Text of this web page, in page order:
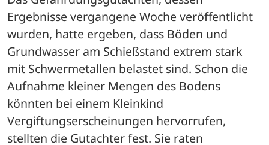
Ergebnisse vergangene Woche veröffentlicht
wurden, hatte ergeben, dass Böden und
Grundwasser am Schießstand extrem stark
mit Schwermetallen belastet sind. Schon die
Aufnahme kleiner Mengen des Bodens
könnten bei einem Kleinkind
Vergiftungserscheinungen hervorrufen,
stellten die Gutachter fest. Sie raten